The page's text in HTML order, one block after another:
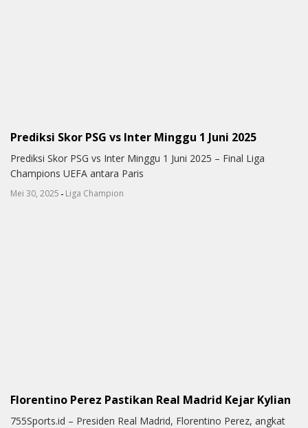
Prediksi Skor PSG vs Inter Minggu 1 Juni 2025
Prediksi Skor PSG vs Inter Minggu 1 Juni 2025 – Final Liga
Champions UEFA antara Paris
Mei 30, 2025 - Liga Champion
Florentino Perez Pastikan Real Madrid Kejar Kylian
755Sports.id – Presiden Real Madrid, Florentino Perez, angkat